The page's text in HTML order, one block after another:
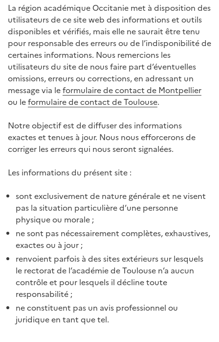
La région académique Occitanie met à disposition des
utilisateurs de ce site web des informations et outils
disponibles et vérifiés, mais elle ne saurait être tenu
pour responsable des erreurs ou de l’indisponibilité de
certaines informations. Nous remercions les
utilisateurs du site de nous faire part d’éventuelles
omissions, erreurs ou corrections, en adressant un
message via leformulaire de contact de Montpellier
ou leformulaire de contact de Toulouse.
Notre objectif est de diffuser des informations
exactes et tenues à jour. Nous nous efforcerons de
corriger les erreurs qui nous seront signalées.
Les informations du présent site :
sont exclusivement de nature générale et ne visent
pas la situation particulière d’une personne
physique ou morale ;
ne sont pas nécessairement complètes, exhaustives,
exactes ou à jour ;
renvoient parfois à des sites extérieurs sur lesquels
le rectorat de l’académie de Toulouse n’a aucun
contrôle et pour lesquels il décline toute
responsabilité ;
ne constituent pas un avis professionnel ou
juridique en tant que tel.